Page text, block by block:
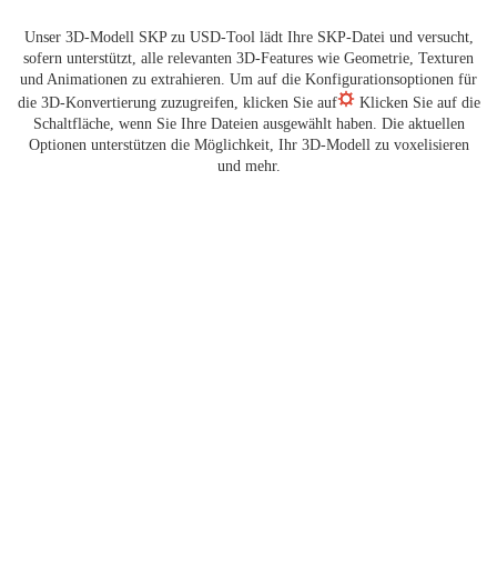
Unser 3D-Modell SKP zu USD-Tool lädt Ihre SKP-Datei und versucht,
sofern unterstützt, alle relevanten 3D-Features wie Geometrie, Texturen
und Animationen zu extrahieren. Um auf die Konfigurationsoptionen für
die 3D-Konvertierung zuzugreifen, klicken Sie auf
Klicken Sie auf die
Schaltfläche, wenn Sie Ihre Dateien ausgewählt haben. Die aktuellen
Optionen unterstützen die Möglichkeit, Ihr 3D-Modell zu voxelisieren
und mehr.